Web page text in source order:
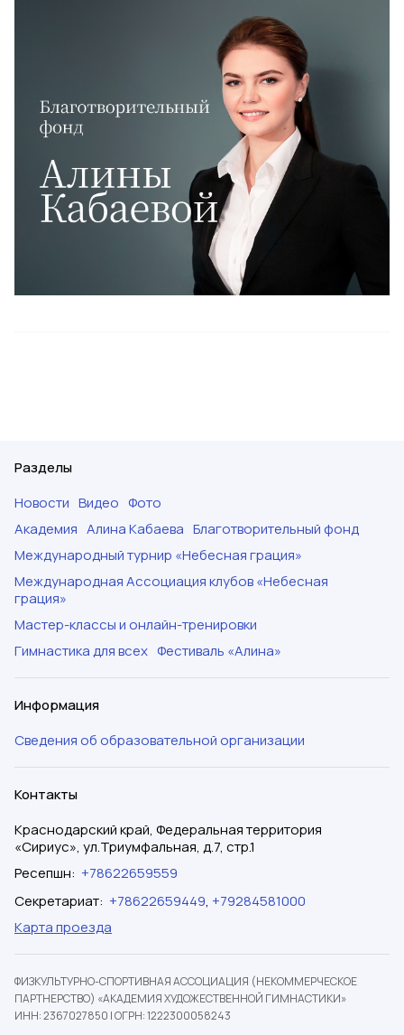
Разделы
Новости Видео Фото
Академия Алина Кабаева Благотворительный фонд
Международный турнир «Небесная грация»
Международная Ассоциация клубов «Небесная
грация»
Мастер-классы и онлайн-тренировки
Гимнастика для всех Фестиваль «Алина»
Информация
Сведения об образовательной организации
Контакты
Краснодарский край, Федеральная территория
«Сириус», ул.Триумфальная, д.7, стр.1
Ресепшн: +78622659559
Секретариат: +78622659449, +79284581000
Карта проезда
ФИЗКУЛЬТУРНО-СПОРТИВНАЯ АССОЦИАЦИЯ (НЕКОММЕРЧЕСКОЕ
ПАРТНЕРСТВО) «АКАДЕМИЯ ХУДОЖЕСТВЕННОЙ ГИМНАСТИКИ»
ИНН: 2367027850 |ОГРН: 1222300058243